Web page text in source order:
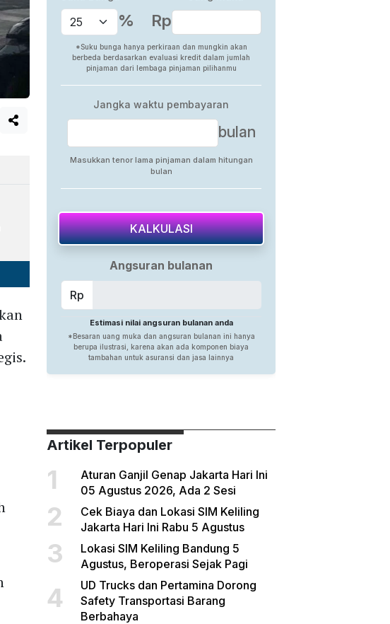
Artikel Terpopuler
1
Aturan Ganjil Genap Jakarta Hari Ini
05 Agustus 2026, Ada 2 Sesi
2
Cek Biaya dan Lokasi SIM Keliling
Jakarta Hari Ini Rabu 5 Agustus
3
Lokasi SIM Keliling Bandung 5
Agustus, Beroperasi Sejak Pagi
4
UD Trucks dan Pertamina Dorong
Safety Transportasi Barang
Berbahaya